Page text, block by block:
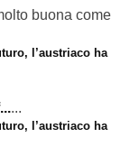
buona come
l’austriaco ha
...
l’austriaco ha